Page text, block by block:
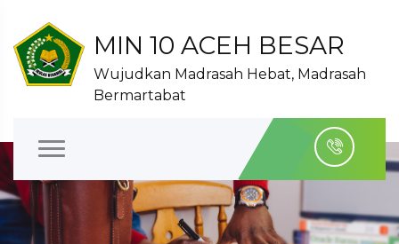
MIN 10 ACEH BESAR
Wujudkan Madrasah Hebat, Madrasah
Bermartabat